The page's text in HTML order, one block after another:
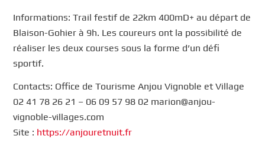
Informations: Trail festif de 22km 400mD+ au départ de
Blaison-Gohier à 9h. Les coureurs ont la possibilité de
réaliser les deux courses sous la forme d’un défi
sportif.
Contacts: Office de Tourisme Anjou Vignoble et Village
02 41 78 26 21 – 06 09 57 98 02 marion@anjou-
vignoble-villages.com
Site : https://anjouretnuit.fr